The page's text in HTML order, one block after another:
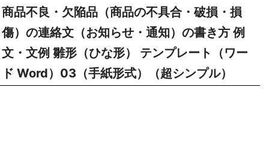
商品不良・欠陥品（商品の不具合・破損・損
傷）の連絡文（お知らせ・通知）の書き方 例
文・文例 雛形（ひな形） テンプレート（ワー
ド Word）03（手紙形式）（超シンプル）